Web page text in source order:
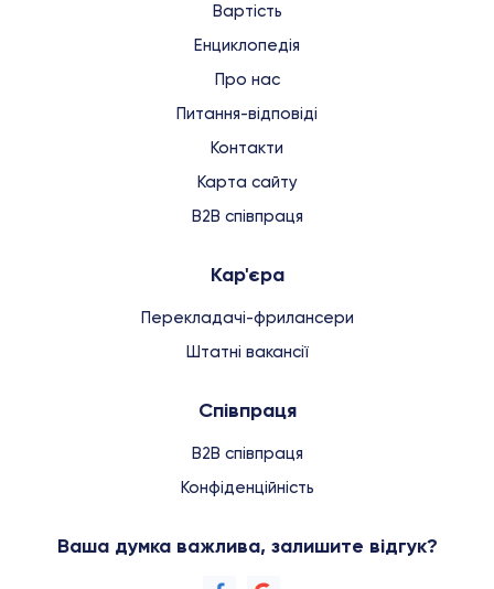
Вартість
Енциклопедія
Про нас
Питання-відповіді
Контакти
Карта сайту
B2B співпраця
Кар'єра
Перекладачі-фрилансери
Штатні вакансії
Співпраця
B2B співпраця
Конфіденційність
Ваша думка важлива, залишите відгук?